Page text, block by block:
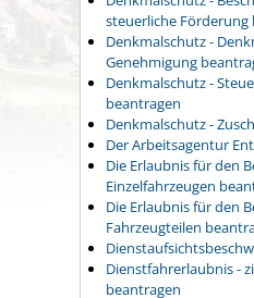
steuerliche Förderung
Denkmalschutz -
Genehmigung
Denkmalschutz -
beantragen
Denkmalschutz -
Der Arbeitsagentur
Die Erlaubnis für den
Einzelfahrzeugen
Die Erlaubnis für den
Fahrzeugteilen
Dienstfahrerlaubnis -
beantragen